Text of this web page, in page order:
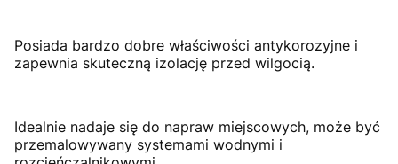
Posiada bardzo dobre właściwości antykorozyjne i
zapewnia skuteczną izolację przed wilgocią.
Idealnie nadaje się do napraw miejscowych, może być
przemalowywany systemami wodnymi i